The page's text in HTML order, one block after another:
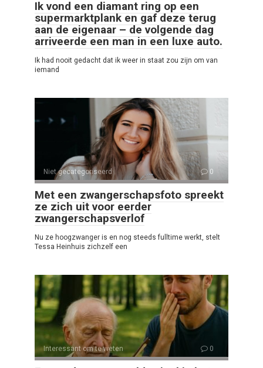
Ik vond een diamant ring op een
supermarktplank en gaf deze terug
aan de eigenaar – de volgende dag
arriveerde een man in een luxe auto.
Ik had nooit gedacht dat ik weer in staat zou zijn om van
iemand
Niet gecategoriseerd 0
Met een zwangerschapsfoto spreekt
ze zich uit voor eerder
zwangerschapsverlof
Nu ze hoogzwanger is en nog steeds fulltime werkt, stelt
Tessa Heinhuis zichzelf een
Interessant om te weten 0